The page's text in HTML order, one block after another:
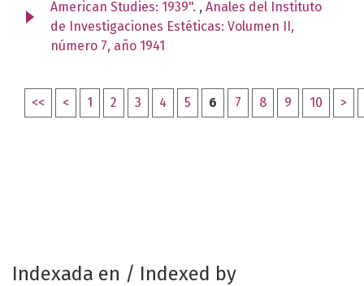
American Studies: 1939". , Anales del Instituto
de Investigaciones Estéticas: Volumen II,
número 7, año 1941
<< < 1 2 3 4 5 6 7 8 9 10 >
Indexada en / Indexed by